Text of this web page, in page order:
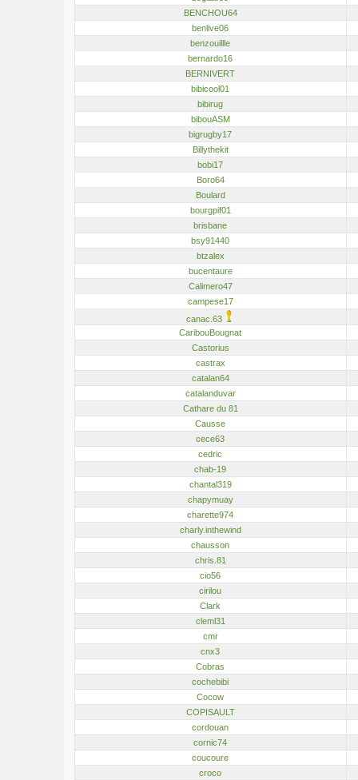
BENCHOU64
benlive06
benzouillle
bernardo16
BERNIVERT
bibicool01
bibirug
bibouASM
bigrugby17
Billythekit
bobi17
Boro64
Boulard
bourgpif01
brisbane
bsy91440
btzalex
bucentaure
Calimero47
campese17
canac.63
CaribouBougnat
Castorius
castrax
catalan64
catalanduvar
Cathare du 81
Causse
cece63
cedric
chab-19
chantal319
chapymuay
charette974
charly.inthewind
chausson
chris.81
cio56
cirilou
Clark
cleml31
cmr
cnx3
Cobras
cochebibi
Cocow
COPISAULT
cordouan
cornic74
coucoure
croco